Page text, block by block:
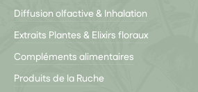
Diffusion olfactive & Inhalation
Extraits Plantes & Elixirs floraux
Compléments alimentaires
Produits de la Ruche